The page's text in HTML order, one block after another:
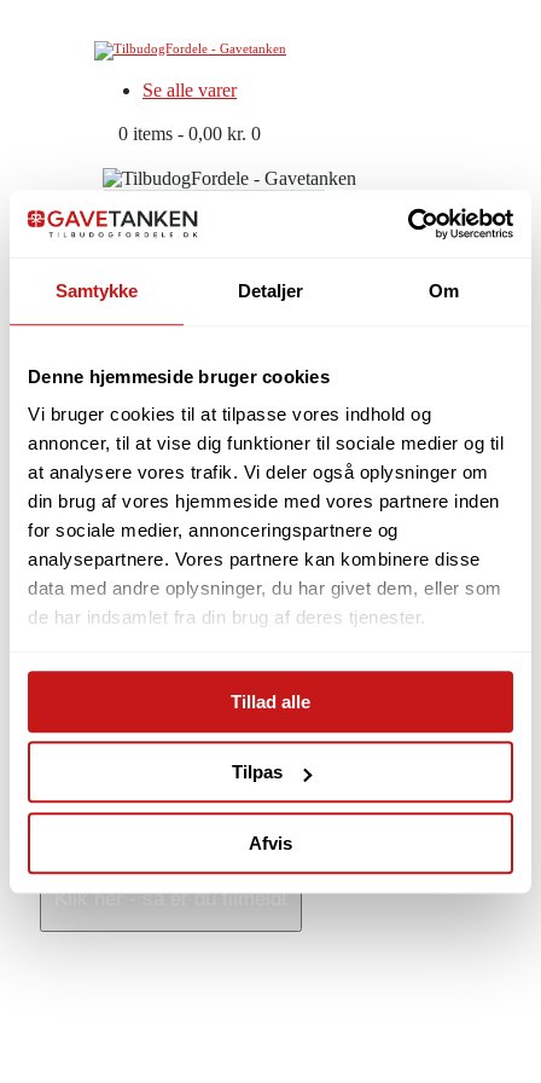
Samtykke Detaljer Om
Denne hjemmeside bruger cookies
Vi bruger cookies til at tilpasse vores indhold og
annoncer, til at vise dig funktioner til sociale medier og til
at analysere vores trafik. Vi deler også oplysninger om
din brug af vores hjemmeside med vores partnere inden
for sociale medier, annonceringspartnere og
analysepartnere. Vores partnere kan kombinere disse
data med andre oplysninger, du har givet dem, eller som
de har indsamlet fra din brug af deres tjenester.
Tillad alle
Tilpas
Afvis
Se alle varer
0 items - 0,00 kr. 0
Få tilbud og nyheder først!
Jeg acceptererPrivatlivspolitikken.
Klik her - så er du tilmeldt